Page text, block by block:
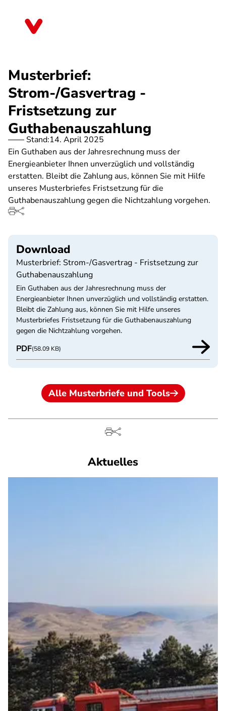
Musterbrief:
Strom-/Gasvertrag -
Fristsetzung zur
Guthabenauszahlung
Stand:14. April 2025
Ein Guthaben aus der Jahresrechnung muss der
Energieanbieter Ihnen unverzüglich und vollständig
erstatten. Bleibt die Zahlung aus, können Sie mit Hilfe
unseres Musterbriefes Fristsetzung für die
Guthabenauszahlung gegen die Nichtzahlung vorgehen.
Download
Musterbrief: Strom-/Gasvertrag - Fristsetzung zur
Guthabenauszahlung
Ein Guthaben aus der Jahresrechnung muss der
Energieanbieter Ihnen unverzüglich und vollständig erstatten.
Bleibt die Zahlung aus, können Sie mit Hilfe unseres
Musterbriefes Fristsetzung für die Guthabenauszahlung
gegen die Nichtzahlung vorgehen.
PDF(58.09 KB)
Alle Musterbriefe und Tools
Aktuelles